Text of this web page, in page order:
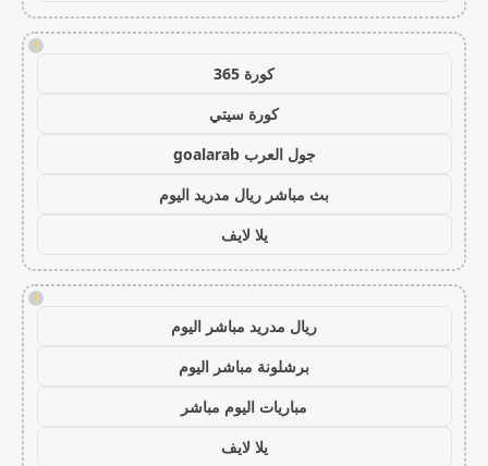
!
كورة 365
كورة سيتي
جول العرب goalarab
بث مباشر ريال مدريد اليوم
يلا لايف
!
ريال مدريد مباشر اليوم
برشلونة مباشر اليوم
مباريات اليوم مباشر
يلا لايف